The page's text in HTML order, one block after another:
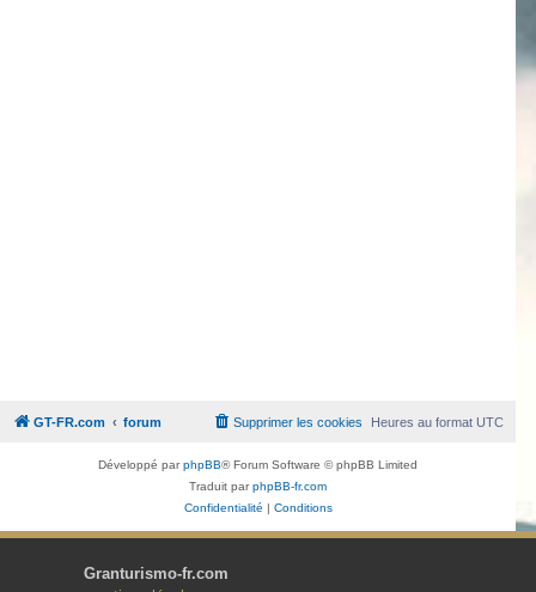
GT-FR.com forum Heures au formatUTC
Supprimer les cookies
Développé parphpBB® Forum Software © phpBB Limited
Traduit parphpBB-fr.com
Confidentialité | Conditions
Granturismo-fr.com